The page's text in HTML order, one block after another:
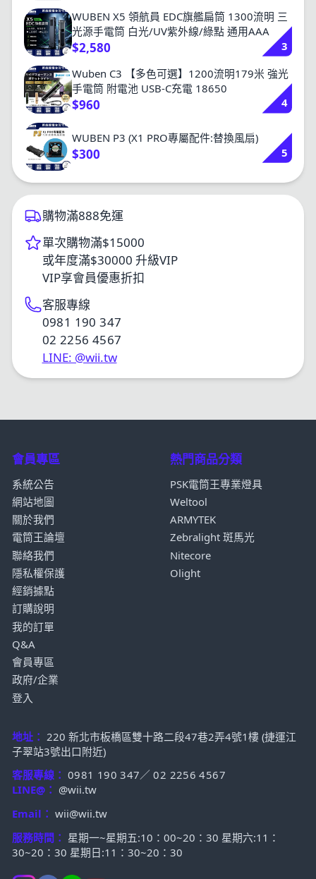
WUBEN X5 領航員 EDC旗艦扁筒 1300流明 三
光源手電筒 白光/UV紫外線/綠點 通用AAA
$2,580
3
Wuben C3 【多色可選】1200流明179米 強光
手電筒 附電池 USB-C充電 18650
$960 4
WUBEN P3 (X1 PRO專屬配件:替換風扇)
$300 5
購物滿888免運
單次購物滿$15000
或年度滿$30000 升級VIP
VIP享會員優惠折扣
客服專線
0981 190 347
02 2256 4567
LINE: @wii.tw
會員專區
系統公告
網站地圖
關於我們
電筒王論壇
聯絡我們
隱私權保護
經銷據點
訂購說明
我的訂單
Q&A
會員專區
政府/企業
登入
熱門商品分類
PSK電筒王專業燈具
Weltool
ARMYTEK
Zebralight 斑馬光
Nitecore
Olight
地址： 220 新北市板橋區雙十路二段47巷2弄4號1樓 (捷運江
子翠站3號出口附近)
客服專線： 0981 190 347／02 2256 4567
LINE@： @wii.tw
Email： wii@wii.tw
服務時間： 星期一~星期五:10：00~20：30 星期六:11：
30~20：30 星期日:11：30~20：30